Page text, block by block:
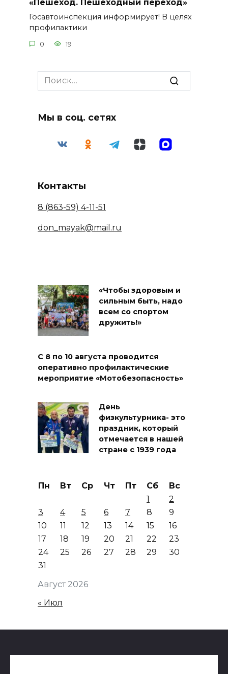
«Пешеход. Пешеходный переход»
Госавтоинспекция информирует! В целях
профилактики
0 19
Search
for:
Мы в соц. сетях
Контакты
8 (863-59) 4-11-51
don_mayak@mail.ru
«Чтобы здоровым и
сильным быть, надо
всем со спортом
дружить!»
С 8 по 10 августа проводится
оперативно профилактические
мероприятие «Мотобезопасность»
День
физкультурника- это
праздник, который
отмечается в нашей
стране с 1939 года
Август 2026
Пн Вт Ср Чт Пт Сб
Вс
1
2
3
4 5 6 7 8
9
10
11 12 13 14 15
16
17
18 19 20 21 22
23
24
25 26 27 28 29
30
31
« Июл